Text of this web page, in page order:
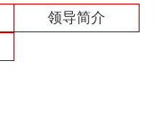
领导简介